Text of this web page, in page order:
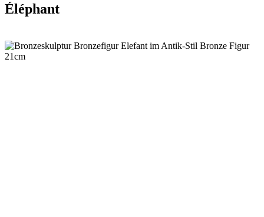
Éléphant